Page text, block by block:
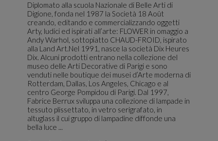
Diplomato alla scuola Nazionale di Belle Arti di
Digione, fonda nel 1987 la Società 18 Août
creando, editando e commercializzando oggetti
Arty, ludici ed ispirati all’arte: FLOWER in omaggio a
Andy Warhol, sottopiatto CHAUD-FROID, ispirato
alla Land Art.Nel 1991, nasce la società Dix Heures
Dix. Alcuni prodotti entrano nella collezione del
museo delle Arti Decorative di Parigi e sono
venduti nelle boutique dei musei d’Arte moderna di
Rotterdam, Dallas, Los Angeles, Chicago e al
centro George Pompidou di Parigi. Dal 1997,
Fabrice Berrux sviluppa una collezione di lampade in
tessuto plissettato, in vetro serigrafato, in
altuglass il cui gruppo di lampadine diffonde una
bella luce ...